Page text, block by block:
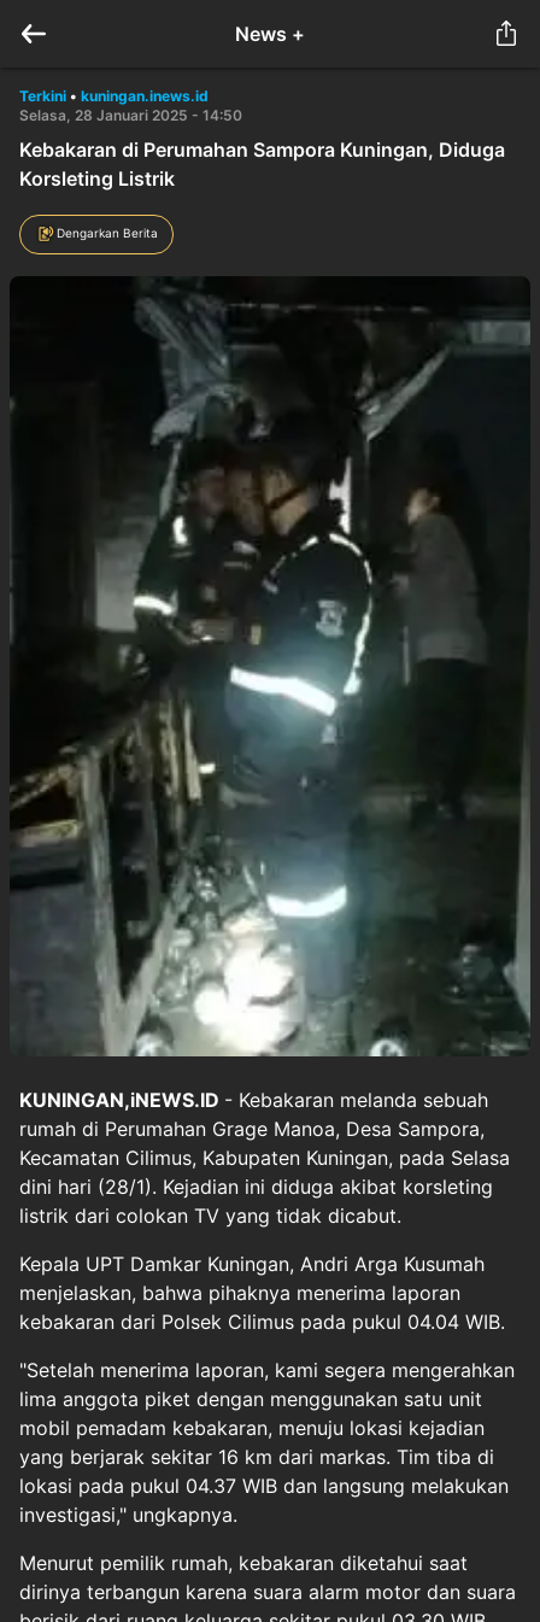
News +
Terkini • kuningan.inews.id
Selasa, 28 Januari 2025 - 14:50
Kebakaran di Perumahan Sampora Kuningan, Diduga
Korsleting Listrik
Dengarkan Berita
KUNINGAN,iNEWS.ID - Kebakaran melanda sebuah
rumah di Perumahan Grage Manoa, Desa Sampora,
Kecamatan Cilimus, Kabupaten Kuningan, pada Selasa
dini hari (28/1). Kejadian ini diduga akibat korsleting
listrik dari colokan TV yang tidak dicabut.
Kepala UPT Damkar Kuningan, Andri Arga Kusumah
menjelaskan, bahwa pihaknya menerima laporan
kebakaran dari Polsek Cilimus pada pukul 04.04 WIB.
"Setelah menerima laporan, kami segera mengerahkan
lima anggota piket dengan menggunakan satu unit
mobil pemadam kebakaran, menuju lokasi kejadian
yang berjarak sekitar 16 km dari markas. Tim tiba di
lokasi pada pukul 04.37 WIB dan langsung melakukan
investigasi," ungkapnya.
Menurut pemilik rumah, kebakaran diketahui saat
dirinya terbangun karena suara alarm motor dan suara